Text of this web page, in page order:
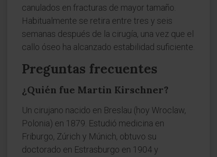
canulados en fracturas de mayor tamaño.
Habitualmente se retira entre tres y seis
semanas después de la cirugía, una vez que el
callo óseo ha alcanzado estabilidad suficiente.
Preguntas frecuentes
¿Quién fue Martin Kirschner?
Un cirujano nacido en Breslau (hoy Wroclaw,
Polonia) en 1879. Estudió medicina en
Friburgo, Zúrich y Múnich, obtuvo su
doctorado en Estrasburgo en 1904 y